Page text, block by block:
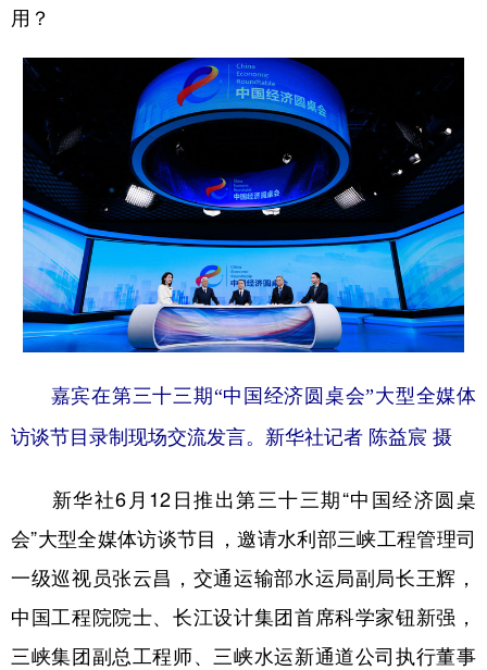
用？
嘉宾在第三十三期“中国经济圆桌会”大型全媒体
访谈节目录制现场交流发言。新华社记者 陈益宸 摄
新华社6月12日推出第三十三期“中国经济圆桌
会”大型全媒体访谈节目，邀请水利部三峡工程管理司
一级巡视员张云昌，交通运输部水运局副局长王辉，
中国工程院院士、长江设计集团首席科学家钮新强，
三峡集团副总工程师、三峡水运新通道公司执行董事